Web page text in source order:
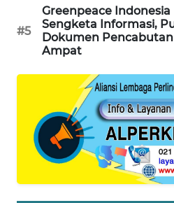
#5
Greenpeace
Sengketa Informasi,
Dokumen
Ampat
HUMBANG
NEWS
FISUELRI
ENERGI
NEWS